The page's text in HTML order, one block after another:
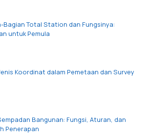
Bagian Total Station dan Fungsinya:
untuk Pemula
Koordinat dalam Pemetaan dan Survey
Bangunan: Fungsi, Aturan, dan
Penerapan